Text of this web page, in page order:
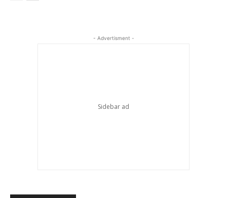
- Advertisment -